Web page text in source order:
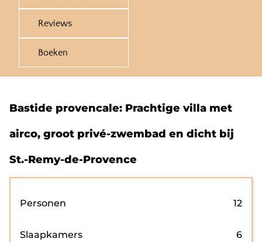
Reviews
Boeken
Bastide provencale: Prachtige villa met
airco, groot privé-zwembad en dicht bij
St.-Remy-de-Provence
Personen 12
Slaapkamers 6